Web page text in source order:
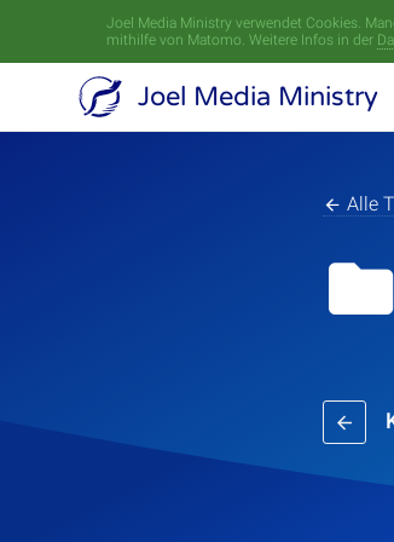
Joel Media Ministry verwendet Cookies.
mithilfe von Matomo. Weitere Infos in der
Joel Media Ministry
Alle